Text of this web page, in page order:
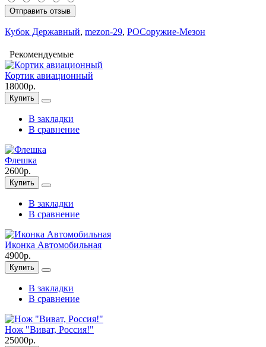
Отправить отзыв
Кубок Державный, mezon-29, РОСоружие-Мезон
Рекомендуемые
Кортик авиационный
18000р.
Купить
В закладки
В сравнение
Флешка
2600р.
Купить
В закладки
В сравнение
Иконка Автомобильная
4900р.
Купить
В закладки
В сравнение
Нож "Виват, Россия!"
25000р.